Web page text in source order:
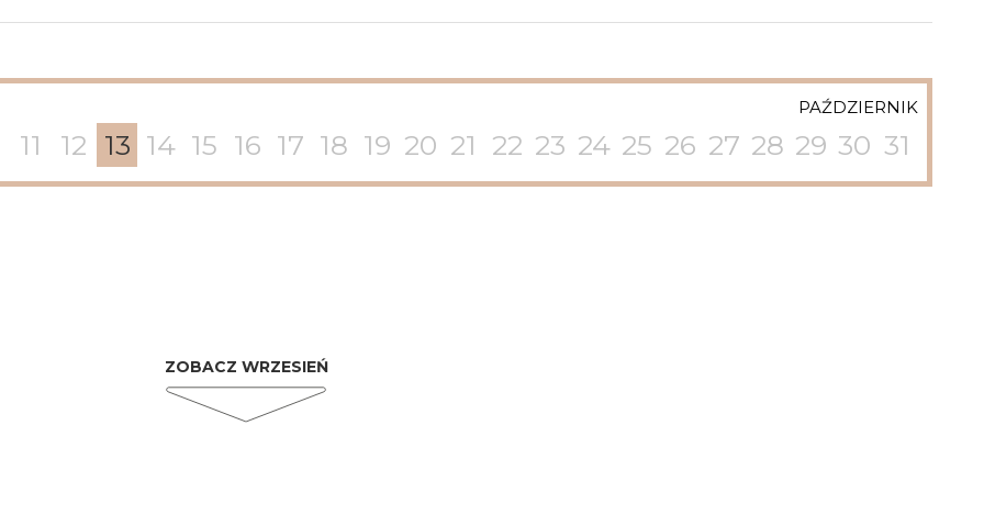
PAŹDZIERNIK
11 12 13 14 15 16 17 18 19 20 21 22 23 24 25 26 27 28 29 30 31
ZOBACZ WRZESIEŃ